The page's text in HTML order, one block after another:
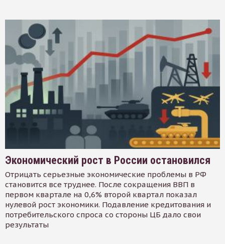
Экономический рост в России остановился
Отрицать серьезные экономические проблемы в РФ
становится все труднее. После сокращения ВВП в
первом квартале на 0,6% второй квартал показал
нулевой рост экономики. Подавление кредитования и
потребительского спроса со стороны ЦБ дало свои
результаты